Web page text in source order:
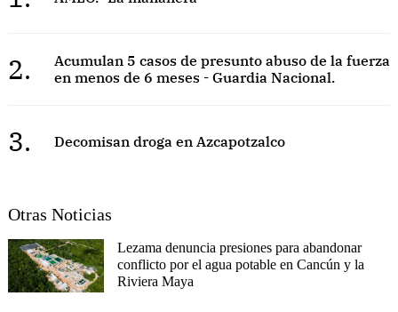
2.
Acumulan 5 casos de presunto abuso de la fuerza
en menos de 6 meses - Guardia Nacional.
3. Decomisan droga en Azcapotzalco
Otras Noticias
Lezama denuncia presiones para abandonar
conflicto por el agua potable en Cancún y la
Riviera Maya